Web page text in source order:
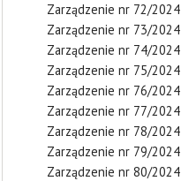
Zarządzenie nr 72/2024
Zarządzenie nr 73/2024
Zarządzenie nr 74/2024
Zarządzenie nr 75/2024
Zarządzenie nr 76/2024
Zarządzenie nr 77/2024
Zarządzenie nr 78/2024
Zarządzenie nr 79/2024
Zarządzenie nr 80/2024